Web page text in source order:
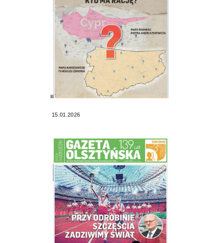
15.01.2026